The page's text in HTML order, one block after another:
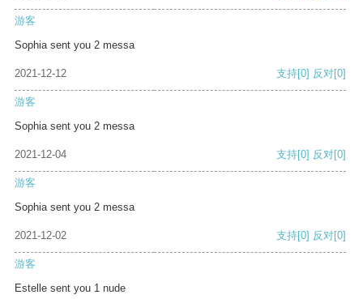
游客
Sophia sent you 2 messa
2021-12-12 支持[0] 反对[0]
游客
Sophia sent you 2 messa
2021-12-04 支持[0] 反对[0]
游客
Sophia sent you 2 messa
2021-12-02 支持[0] 反对[0]
游客
Estelle sent you 1 nude